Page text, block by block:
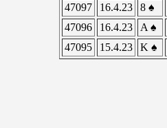
47097
16.4.23 8 ♠
47096
16.4.23 A ♠
47095
15.4.23 K ♠